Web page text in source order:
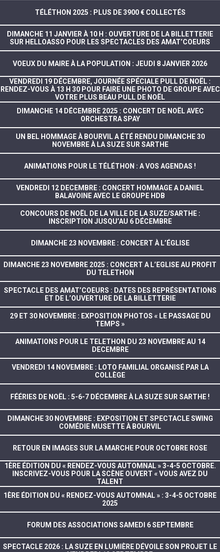
TÉLÉTHON 2025 : PLUS DE 3900 € COLLECTÉS
DIMANCHE 11 JANVIER À 10 H : OUVERTURE DE LA BILLETTERIE
SUR HELLOASSO POUR LES SPECTACLES DES AMAT’COEURS
VOEUX DU MAIRE À LA POPULATION : JEUDI 8 JANVIER 2026
VENDREDI 19 DÉCEMBRE, JOURNÉE SPÉCIALE PULL DE NOËL :
RENDEZ-VOUS À 13 H 30 POUR FAIRE UNE PHOTO DE GROUPE AVEC
VOTRE PLUS BEAU PULL DE NOËL
DIMANCHE 14 DÉCEMBRE 2025 : CONCERT DE NOËL AVEC
ORCHESTRA SPAY
UN BEL HOMMAGE À BOURVIL A ÉTÉ RENDU DIMANCHE 30
NOVEMBRE À LA SUZE SUR SARTHE
ANIMATIONS POUR LE TÉLÉTHON : A VOS AGENDAS !
VENDREDI 12 DECEMBRE : CONCERT HOMMAGE A DANIEL
BALAVOINE AVEC LE GROUPE HDB
CONCOURS DE NOËL DE LA VILLE DE LA SUZE/SARTHE :
INSCRIPTION JUSQU’AU 6 DÉCEMBRE
DIMANCHE 23 NOVEMBRE : CONCERT À L’ÉGLISE
DIMANCHE 23 NOVEMBRE 2025 : CONCERT A L’EGLISE AU PROFIT
DU TELETHON
SPECTACLE DES AMAT’COEURS : DATES DES REPRÉSENTATIONS
ET DE L’OUVERTURE DE LA BILLETTERIE
29 ET 30 NOVEMBRE : EXPOSITION PHOTOS « LE PASSAGE DU
TEMPS »
ANIMATIONS POUR LE TELETHON DU 23 NOVEMBRE AU 14
DECEMBRE
VENDREDI 14 NOVEMBRE : LOTO FAMILIAL ORGANISÉ PAR LA
COLLÈGE
FÉÉRIES DE NOËL : 5-6-7 DÉCEMBRE À LA SUZE SUR SARTHE !
DIMANCHE 30 NOVEMBRE : EXPOSITION ET SPECTACLE SWING
COMÉDIE MUSETTE À BOURVIL
RETOUR EN IMAGES SUR LA MARCHE POUR OCTOBRE ROSE
1ÈRE ÉDITION DU « RENDEZ-VOUS AUTOMNAL » 3-4-5 OCTOBRE.
INSCRIVEZ-VOUS POUR LA SCÈNE OUVERT « VOUS AVEZ DU
TALENT
1ÈRE ÉDITION DU « RENDEZ-VOUS AUTOMNAL » : 3-4-5 OCTOBRE
2025
FORUM DES ASSOCIATIONS SAMEDI 6 SEPTEMBRE
SPECTACLE 2026 : LA SUZE EN LUMIÈRE DÉVOILE SON PROJET LE